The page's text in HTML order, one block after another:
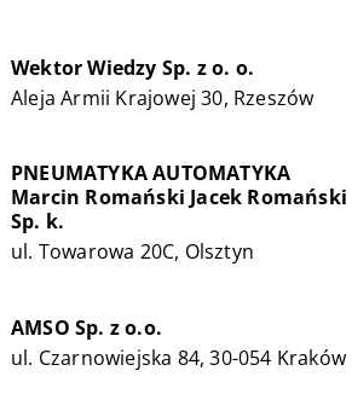
Wektor Wiedzy Sp. z o. o.
Aleja Armii Krajowej 30, Rzeszów
PNEUMATYKA AUTOMATYKA
Marcin Romański Jacek Romański
Sp. k.
ul. Towarowa 20C, Olsztyn
AMSO Sp. z o.o.
ul. Czarnowiejska 84, 30-054 Kraków